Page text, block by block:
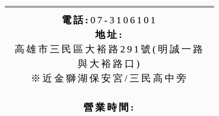
電話: 07-3106101
地址:
高雄市三民區大裕路291號(明誠一路
與大裕路口)
※近金獅湖保安宮/三民高中旁
營業時間: